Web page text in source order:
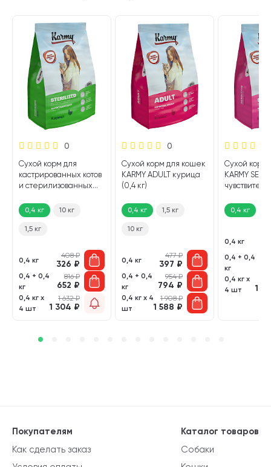
0
Сухой корм для
кастрированных котов
и стерилизованных
STERILIZED курица (0,4
кг)
0,4 кг 10 кг
1,5 кг
0,4 кг
408₽
326 ₽
0,4 + 0,4
кг
816₽
652 ₽
0,4 кг х
4 шт
1 632₽
1 304 ₽
0
Сухой корм для кошек
KARMY ADULT курица
(0,4 кг)
0,4 кг 1,5 кг
10 кг
0,4 кг
477₽
397 ₽
0,4 + 0,4
кг
954₽
794 ₽
0,4 кг х 4
шт
1 908₽
1 588 ₽
Сухой корм
KARMY
индейка
0,4 кг
0,4 кг
0,4 + 0,4
кг
0,4 кг х
4 шт
1
Каталог товаров
Собаки
Покупателям
Как сделать заказ